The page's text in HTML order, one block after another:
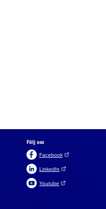
Följ oss
Facebook(Öppnas i en ny
LinkedIn (Öppnas i en ny flik)
Youtube (Öppnas i en ny flik)